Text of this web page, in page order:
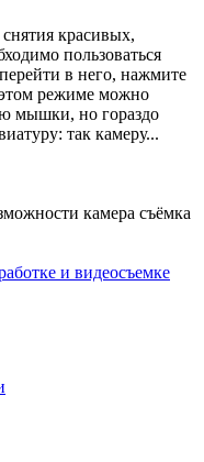
красивых,
пользоваться
в него, нажмите
режиме можно
мышки, но гораздо
так камеру...
камера съёмка
и видеосъемке